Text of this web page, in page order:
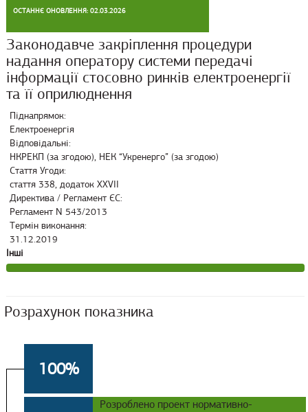
ОСТАННЄ ОНОВЛЕННЯ: 02.03.2026
Законодавче закріплення процедури
надання оператору системи передачі
інформації стосовно ринків електроенергії
та її оприлюднення
Піднапрямок:
Електроенергія
Відповідальні:
НКРЕКП (за згодою), НЕК “Укренерго” (за згодою)
Стаття Угоди:
стаття 338, додаток XXVII
Директива / Регламент ЄС:
Регламент N 543/2013
Термін виконання:
31.12.2019
Інші
Розрахунок показника
100%
Розроблено проект нормативно-